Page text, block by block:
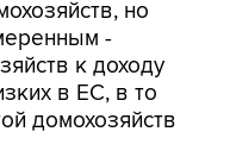
но
-
к доходу
в ЕС, в то
домохозяйств